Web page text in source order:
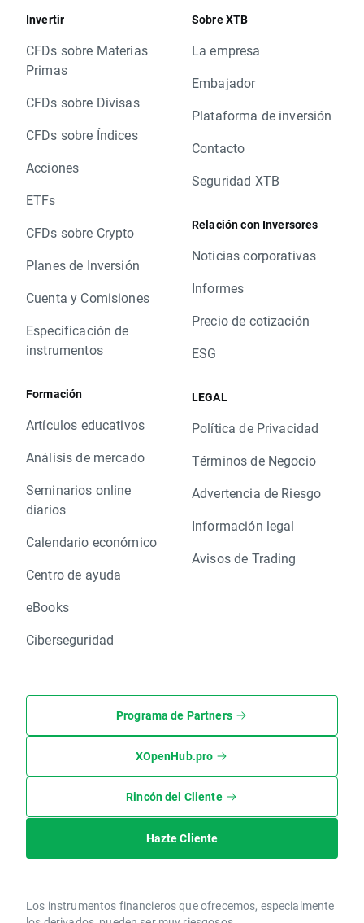
Invertir
CFDs sobre Materias
Primas
CFDs sobre Divisas
CFDs sobre Índices
Acciones
ETFs
CFDs sobre Crypto
Planes de Inversión
Cuenta y Comisiones
Especificación de
instrumentos
Formación
Artículos educativos
Análisis de mercado
Seminarios online
diarios
Calendario económico
Centro de ayuda
eBooks
Ciberseguridad
Sobre XTB
La empresa
Embajador
Plataforma de inversión
Contacto
Seguridad XTB
Relación con Inversores
Noticias corporativas
Informes
Precio de cotización
ESG
LEGAL
Política de Privacidad
Términos de Negocio
Advertencia de Riesgo
Información legal
Avisos de Trading
Programa de Partners
XOpenHub.pro
Rincón del Cliente
Hazte Cliente
Los instrumentos financieros que ofrecemos, especialmente